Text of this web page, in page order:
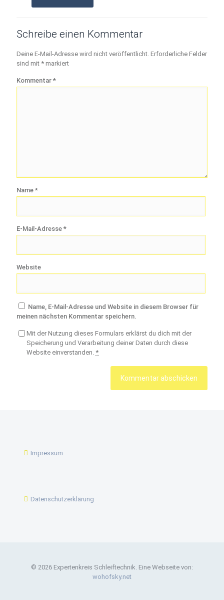
Schreibe einen Kommentar
Deine E-Mail-Adresse wird nicht veröffentlicht. Erforderliche Felder
sind mit * markiert
Kommentar *
Name *
E-Mail-Adresse *
Website
Name, E-Mail-Adresse und Website in diesem Browser für
meinen nächsten Kommentar speichern.
Mit der Nutzung dieses Formulars erklärst du dich mit der
Speicherung und Verarbeitung deiner Daten durch diese
Website einverstanden. *
Impressum
Datenschutzerklärung
© 2026 Expertenkreis Schleiftechnik. Eine Webseite von:
wohofsky.net